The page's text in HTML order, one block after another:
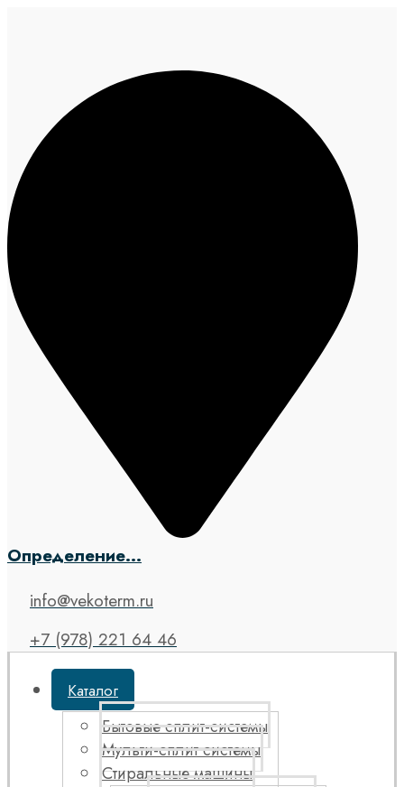
Определение...
info@vekoterm.ru
+7 (978) 221 64 46
Каталог
Бытовые сплит-системы
Мульти-сплит системы
Стиральные машины